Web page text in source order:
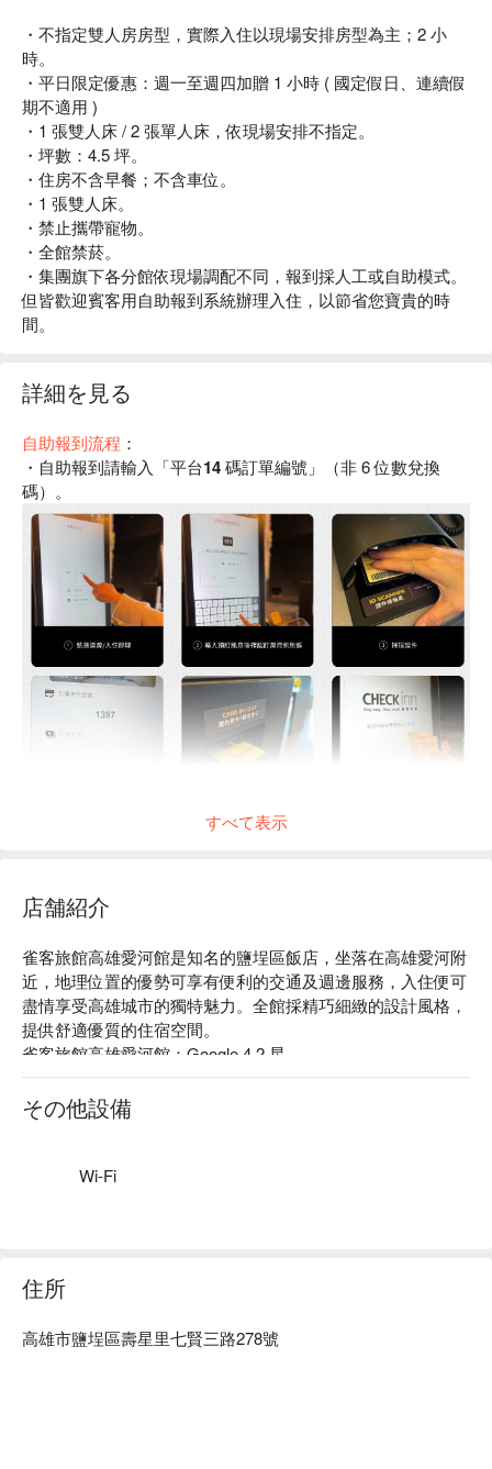
・不指定雙人房房型，實際入住以現場安排房型為主；2 小
時。
・平日限定優惠：週一至週四加贈 1 小時 ( 國定假日、連續假
期不適用 )
・1 張雙人床 / 2 張單人床，依現場安排不指定。
・坪數：4.5 坪。
・住房不含早餐；不含車位。
・1 張雙人床。
・禁止攜帶寵物。
・全館禁菸。
・集團旗下各分館依現場調配不同，報到採人工或自助模式。
但皆歡迎賓客用自助報到系統辦理入住，以節省您寶貴的時
間。
詳細を見る
自助報到流程 ：
・自助報到請輸入「平台14 碼訂單編號 」（非 6 位數兌換
碼）。
すべて表示
店舗紹介
雀客旅館高雄愛河館是知名的鹽埕區飯店，坐落在高雄愛河附
近，地理位置的優勢可享有便利的交通及週邊服務，入住便可
盡情享受高雄城市的獨特魅力。全館採精巧細緻的設計風格，
提供舒適優質的住宿空間。
雀客旅館高雄愛河館：Google 4.2 星
雀客旅館高雄愛河館推薦：雀客旅館高雄愛河館位於鹽埕區精
華地段，在高雄市區裡提供給旅人一個舒適且便利的休息環
境。簡單不繁複的設計為視覺帶來整齊和諧，也讓空間更開闊
雀客旅館高雄愛河館優惠、雀客旅館高雄愛河館住宿方案、雀
その他設備
Wi-Fi
住所
高雄市鹽埕區壽星里七賢三路278號